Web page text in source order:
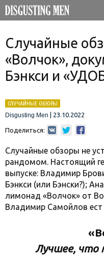
Случайные
«Волчок»,
Бэнкси и
СЛУЧАЙНЫЕ ОБЗОРЫ
Disgusting Men
23.10.2022
Поделиться:
Случайные обзоры не
рандомом. Настоящий
выпуске: Владимир
Бэнкси (или Бэнски?);
лимонад «Волчок» от
Владимир Самойлов
Лучшее, что